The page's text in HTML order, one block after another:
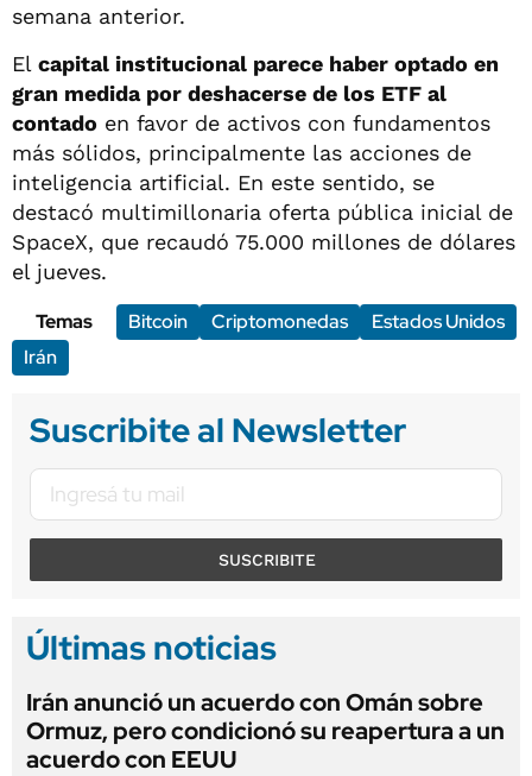
semana anterior.
El capital institucional parece haber optado en
gran medida por deshacerse de los ETF al
contado en favor de activos con fundamentos
más sólidos, principalmente las acciones de
inteligencia artificial. En este sentido, se
destacó multimillonaria oferta pública inicial de
SpaceX, que recaudó 75.000 millones de dólares
el jueves.
Temas
Bitcoin Criptomonedas
Estados Unidos
Irán
Suscribite al Newsletter
SUSCRIBITE
Últimas noticias
Irán anunció un acuerdo con Omán sobre
Ormuz, pero condicionó su reapertura a un
acuerdo con EEUU